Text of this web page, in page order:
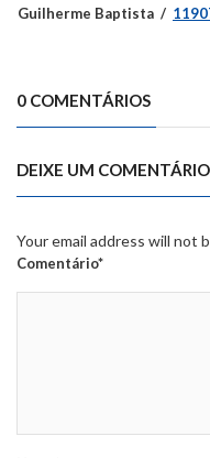
Guilherme Baptista
0 COMENTÁRIOS
DEIXE UM COMENTÁRIO
Your email address will not
Comentário*